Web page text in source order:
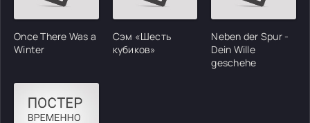
Once There Was a
Winter
Сэм «Шесть
кубиков»
Neben der Spur -
Dein Wille
geschehe